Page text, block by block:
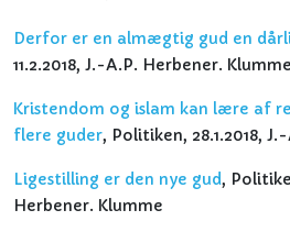
Derfor er en almægtig gud en
11.2.2018, J.-A.P. Herbener. Klumme
Kristendom og islam kan lære af
flere guder, Politiken, 28.1.2018,
Ligestilling er den nye gud,
Herbener. Klumme